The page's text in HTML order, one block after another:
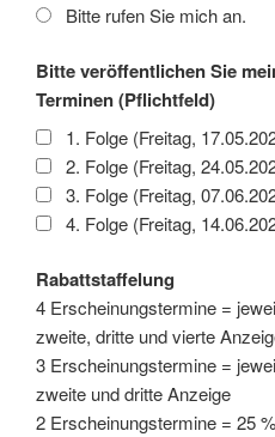
Bitte rufen Sie mich an.
Bitte veröffentlichen Sie
Terminen (Pflichtfeld)
1. Folge (Freitag,
2. Folge (Freitag,
3. Folge (Freitag,
4. Folge (Freitag,
Rabattstaffelung
4 Erscheinungstermine =
zweite, dritte und vierte
3 Erscheinungstermine =
zweite und dritte Anzeige
2 Erscheinungstermine = 25